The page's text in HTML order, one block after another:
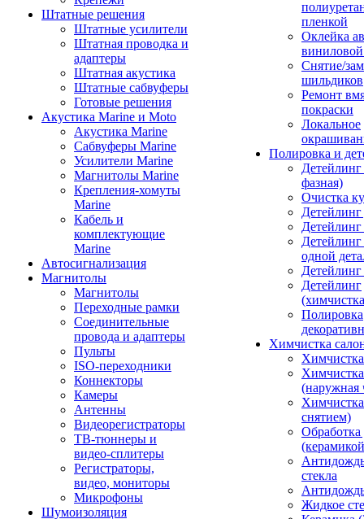
Штатные решения
Штатные усилители
Штатная проводка и
адаптеры
Штатная акустика
Штатные сабвуферы
Готовые решения
Акустика Marine и Moto
Акустика Marine
Сабвуферы Marine
Усилители Marine
Магнитолы Marine
Крепления-хомуты
Marine
Кабель и
комплектующие
Marine
Автосигнализация
Магнитолы
Магнитолы
Переходные рамки
Соединительные
провода и адаптеры
Пульты
ISO-переходники
Коннекторы
Камеры
Антенны
Видеорегистраторы
ТВ-тюннеры и
видео-сплитеры
Регистраторы,
видео, мониторы
Микрофоны
Шумоизоляция
пленкой
Оклейка
Снятие/
шильдиков
Ремонт
покраски
Локальное
Полировка и
фазная)
Очистка
Детейлинг
одной
Детейлинг
Полировка
Химчистка
(наружная
снятием)
Обработка
стекла
Жидкое